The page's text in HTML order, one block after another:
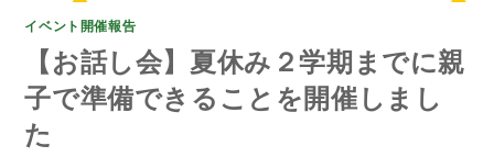
イベント開催報告
【お話し会】夏休み２学期までに親
子で準備できることを開催しまし
た